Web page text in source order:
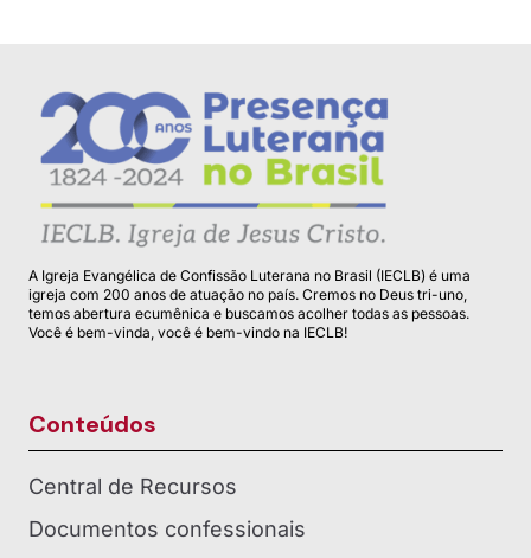
A Igreja Evangélica de Confissão Luterana no Brasil (IECLB) é uma
igreja com 200 anos de atuação no país. Cremos no Deus tri-uno,
temos abertura ecumênica e buscamos acolher todas as pessoas.
Você é bem-vinda, você é bem-vindo na IECLB!
Conteúdos
Central de Recursos
Documentos confessionais